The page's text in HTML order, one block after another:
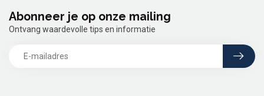
Abonneer je op onze mailing
Ontvang waardevolle tips en informatie